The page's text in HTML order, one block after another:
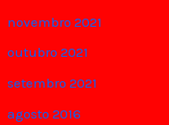
novembro 2021
outubro 2021
setembro 2021
agosto 2016